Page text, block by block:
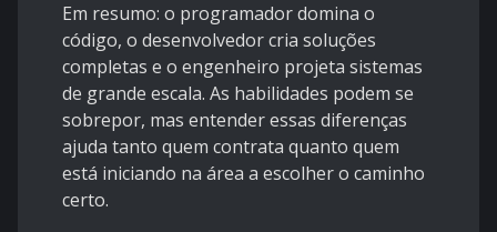
Em resumo: o programador domina o
código, o desenvolvedor cria soluções
completas e o engenheiro projeta sistemas
de grande escala. As habilidades podem se
sobrepor, mas entender essas diferenças
ajuda tanto quem contrata quanto quem
está iniciando na área a escolher o caminho
certo.